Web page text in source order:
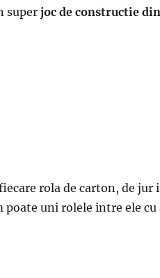
super joc de constructie
rola de carton, de
poate uni rolele intre ele